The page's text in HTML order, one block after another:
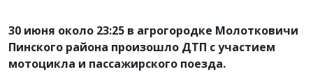
30 июня около 23:25 в агрогородке Молотковичи
Пинского района произошло ДТП с участием
мотоцикла и пассажирского поезда.